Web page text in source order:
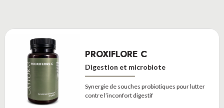
PROXIFLORE C
Digestion et microbiote
Synergie de souches probiotiques pour lutter
contre l’inconfort digestif